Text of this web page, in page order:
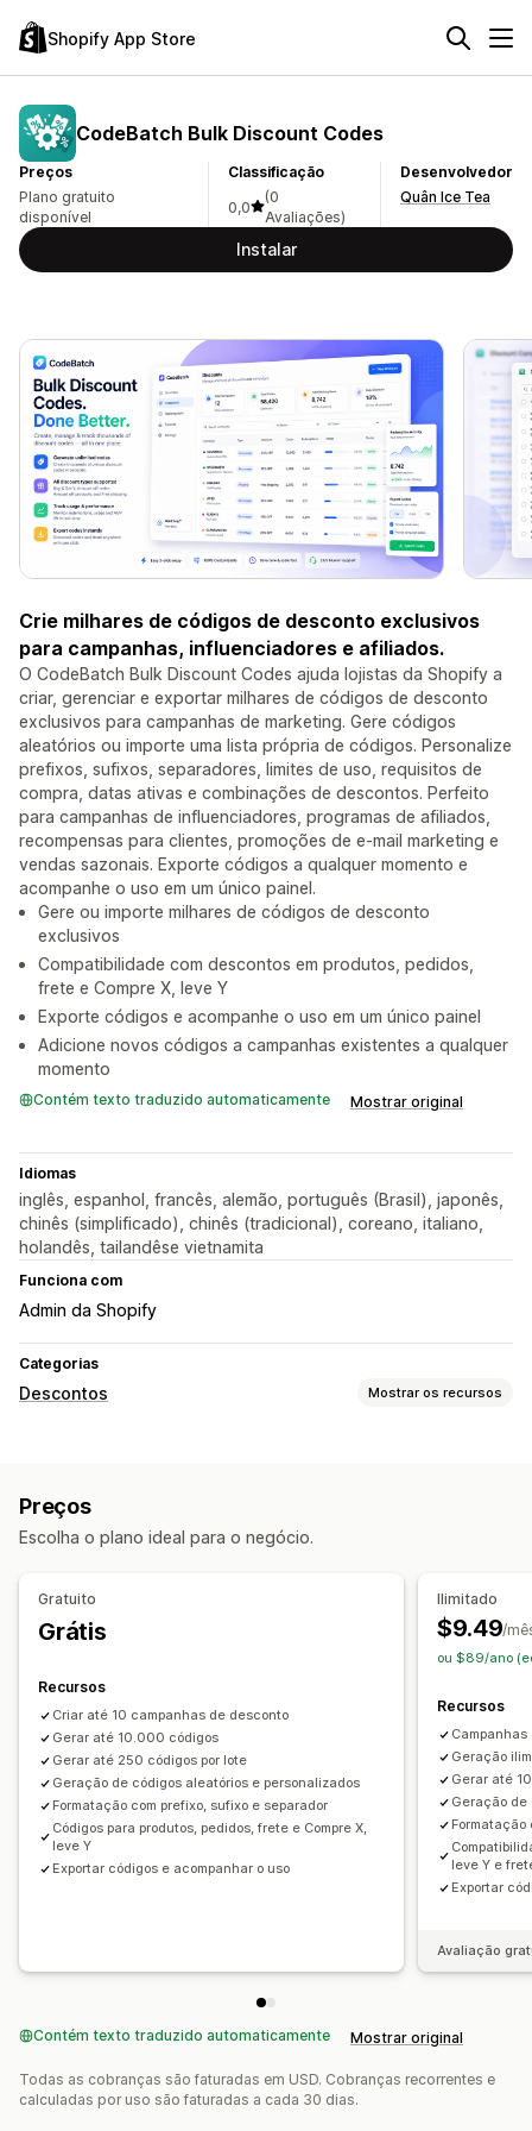
Shopify App Store
CodeBatch Bulk Discount Codes
Preços
Plano gratuito
disponível
Classificação
0,0
(0
Avaliações)
Desenvolvedor
Quân Ice Tea
Instalar
Crie milhares de códigos de desconto exclusivos
para campanhas, influenciadores e afiliados.
O CodeBatch Bulk Discount Codes ajuda lojistas da Shopify a
criar, gerenciar e exportar milhares de códigos de desconto
exclusivos para campanhas de marketing. Gere códigos
aleatórios ou importe uma lista própria de códigos. Personalize
prefixos, sufixos, separadores, limites de uso, requisitos de
compra, datas ativas e combinações de descontos. Perfeito
para campanhas de influenciadores, programas de afiliados,
recompensas para clientes, promoções de e-mail marketing e
vendas sazonais. Exporte códigos a qualquer momento e
acompanhe o uso em um único painel.
Gere ou importe milhares de códigos de desconto
exclusivos
Compatibilidade com descontos em produtos, pedidos,
frete e Compre X, leve Y
Exporte códigos e acompanhe o uso em um único painel
Adicione novos códigos a campanhas existentes a qualquer
momento
Contém texto traduzido automaticamente Mostrar original
Idiomas
inglês, espanhol, francês, alemão, português (Brasil), japonês,
chinês (simplificado), chinês (tradicional), coreano, italiano,
holandês, tailandêse vietnamita
Funciona com
Admin da Shopify
Categorias
Descontos Mostrar os recursos
Frete grátis
Código personalizado
Preços
Escolha o plano ideal para o negócio.
Gratuito
Grátis
Recursos
Criar até 10 campanhas de desconto
Gerar até 10.000 códigos
Gerar até 250 códigos por lote
Geração de códigos aleatórios e personalizados
Formatação com prefixo, sufixo e separador
Códigos para produtos, pedidos, frete e Compre X,
leve Y
Exportar códigos e acompanhar o uso
Ilimitado
$9.49/
ou $89/ano
Recursos
Geração
Gerar até
Geração de
Formatação
leve Y e
Exportar
Avaliação
Contém texto traduzido automaticamente Mostrar original
Todas as cobranças são faturadas em USD. Cobranças recorrentes e
calculadas por uso são faturadas a cada 30 dias.